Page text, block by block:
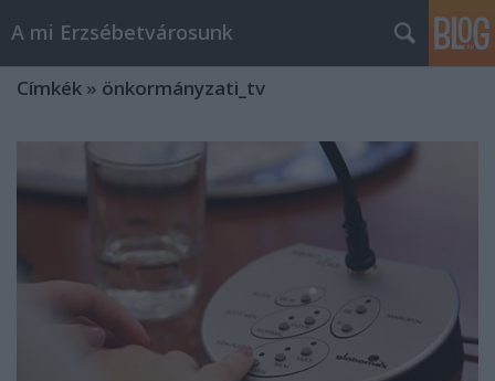
A mi Erzsébetvárosunk
Címkék » önkormányzati_tv